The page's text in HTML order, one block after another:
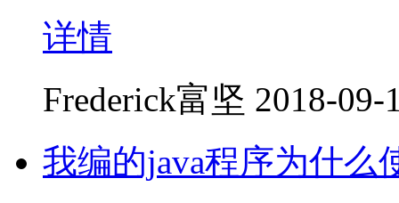
详情
Frederick富坚 2018-09-
我编的java程序为什么